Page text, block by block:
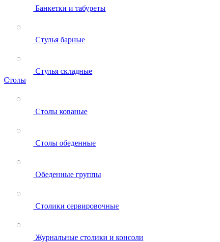
Банкетки и табуреты
Стулья барные
Стулья складные
Столы
Столы кованые
Столы обеденные
Обеденные группы
Столики сервировочные
Журнальные столики и консоли